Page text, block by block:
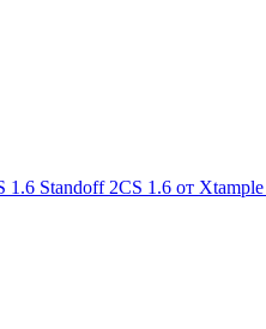
1.6 Standoff 2CS 1.6 от Xtample